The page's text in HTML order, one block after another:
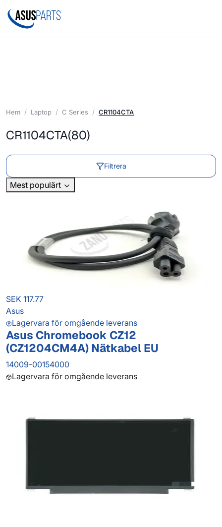
Hem Laptop C Series CR1104CTA
CR1104CTA(80)
Filtrera
Mest populärt
SEK 117.77
Asus
Lagervara för omgående leverans
Asus Chromebook CZ12
(CZ1204CM4A) Nätkabel EU
14009-00154000
Lagervara för omgående leverans